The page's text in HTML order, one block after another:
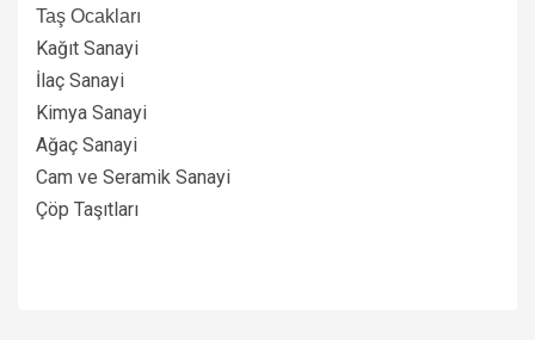
Taş Ocakları
Kağıt Sanayi
İlaç Sanayi
Kimya Sanayi
Ağaç Sanayi
Cam ve Seramik Sanayi
Çöp Taşıtları